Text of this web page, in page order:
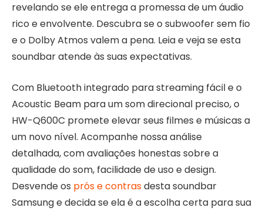
revelando se ele entrega a promessa de um áudio
rico e envolvente. Descubra se o subwoofer sem fio
e o Dolby Atmos valem a pena. Leia e veja se esta
soundbar atende às suas expectativas.
Com Bluetooth integrado para streaming fácil e o
Acoustic Beam para um som direcional preciso, o
HW-Q600C promete elevar seus filmes e músicas a
um novo nível. Acompanhe nossa análise
detalhada, com avaliações honestas sobre a
qualidade do som, facilidade de uso e design.
Desvende os prós e contrasdesta soundbar
Samsung e decida se ela é a escolha certa para sua